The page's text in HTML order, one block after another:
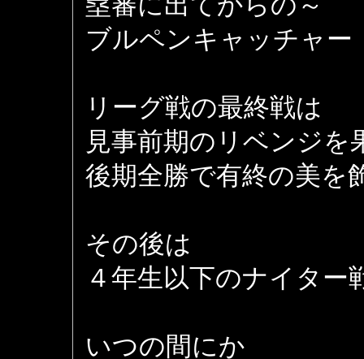
ブルペンキャッチャー
リーグ戦の最終戦は
見事前期のリベンジを
後期全勝で有終の美を
その後は
４年生以下のナイター
いつの間にか